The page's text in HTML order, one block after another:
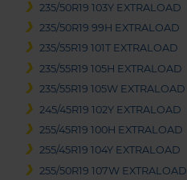
235/50R19 103Y EXTRALOAD
235/50R19 99H EXTRALOAD
235/55R19 101T EXTRALOAD
235/55R19 105H EXTRALOAD
235/55R19 105W EXTRALOAD
245/45R19 102Y EXTRALOAD
255/45R19 100H EXTRALOAD
255/45R19 104Y EXTRALOAD
255/50R19 107W EXTRALOAD